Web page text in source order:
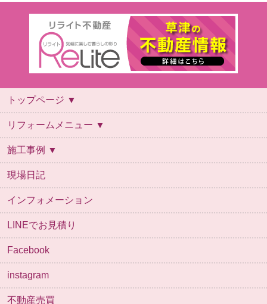
トップページ ▼
トップページ
会社概要
スタッフ紹介
ご利用案内
よくあるご質問
リフォームの流れ
保証について
お問い合わせ
ご来店予約
リフォームメニュー ▼
リフォームメニュー
キッチン
お風呂
トイレ
洗面台
施工事例 ▼
施工事例
お風呂
キッチン
デザインリフォーム
トイレ
リビング・内装
全面改装
外壁
外構
洗面
給湯器
自然素材
その他
現場日記
インフォメーション
LINEでお見積り
Facebook
instagram
不動産売買